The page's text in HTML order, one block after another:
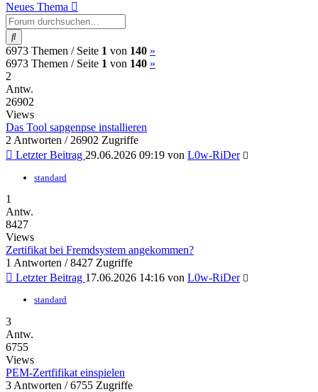
Neues Thema
Suche
6973 Themen / Seite 1 von 140 (current)
»
6973 Themen / Seite 1 von 140 (current)
»
2
Antw.
26902
Views
Das Tool sapgenpse installieren
2 Antworten / 26902 Zugriffe
Letzter Beitrag 29.06.2026 09:19 von L0w-RiDer
standard
1
Antw.
8427
Views
Zertifikat bei Fremdsystem angekommen?
1 Antworten / 8427 Zugriffe
Letzter Beitrag 17.06.2026 14:16 von L0w-RiDer
standard
3
Antw.
6755
Views
PEM-Zertfifikat einspielen
3 Antworten / 6755 Zugriffe